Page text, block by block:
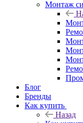
Монтаж
Блог
Бренды
Как купить
Назад